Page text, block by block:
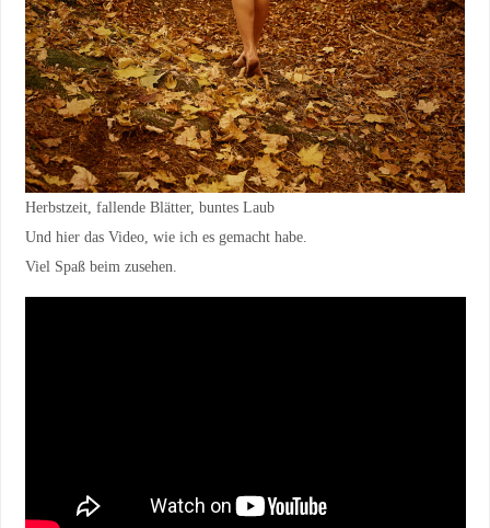
Herbstzeit, fallende Blätter, buntes Laub
Und hier das Video, wie ich es gemacht habe.
Viel Spaß beim zusehen.